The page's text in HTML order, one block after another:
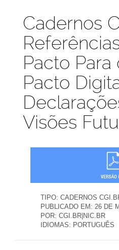
Publicações
Cadernos
Pacto Para
Pacto
Visões
TIPO: CADERNOS
PUBLICADO EM: 26 DE
POR: CGI.BR|NIC.BR
IDIOMAS: PORTUGUÊS